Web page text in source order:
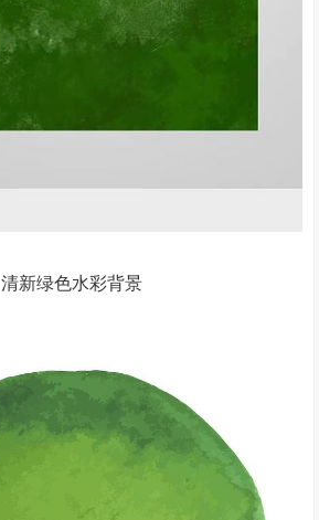
清新绿色水彩背景